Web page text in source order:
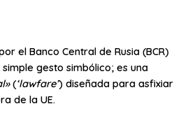
el Banco Central de Rusia (BCR)
gesto simbólico; es una
(‘lawfare’) diseñada para asfixiar
de la UE.